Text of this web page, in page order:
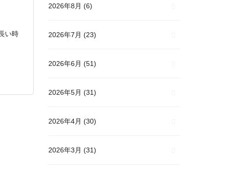
い時
2026年8月 (6)
2026年7月 (23)
2026年6月 (51)
2026年5月 (31)
2026年4月 (30)
2026年3月 (31)